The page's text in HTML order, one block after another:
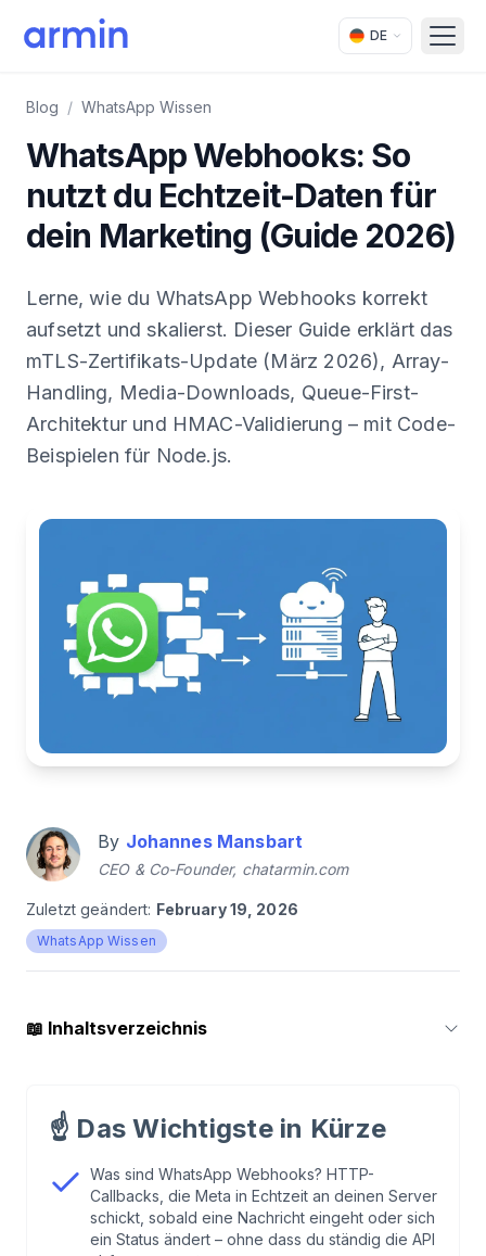
DE
Blog / WhatsApp Wissen
WhatsApp Webhooks: So
nutzt du Echtzeit-Daten für
dein Marketing (Guide 2026)
Lerne, wie du WhatsApp Webhooks korrekt
aufsetzt und skalierst. Dieser Guide erklärt das
mTLS-Zertifikats-Update (März 2026), Array-
Handling, Media-Downloads, Queue-First-
Architektur und HMAC-Validierung – mit Code-
Beispielen für Node.js.
By Johannes Mansbart
CEO & Co-Founder, chatarmin.com
Zuletzt geändert: February 19, 2026
WhatsApp Wissen
📖 Inhaltsverzeichnis
2026
. Was sind WhatsApp Webhooks – und warum
Polling keine Option mehr ist
☝️ Das Wichtigste in Kürze
Was sind WhatsApp Webhooks? HTTP-
Callbacks, die Meta in Echtzeit an deinen Server
schickt, sobald eine Nachricht eingeht oder sich
ein Status ändert – ohne dass du ständig die API